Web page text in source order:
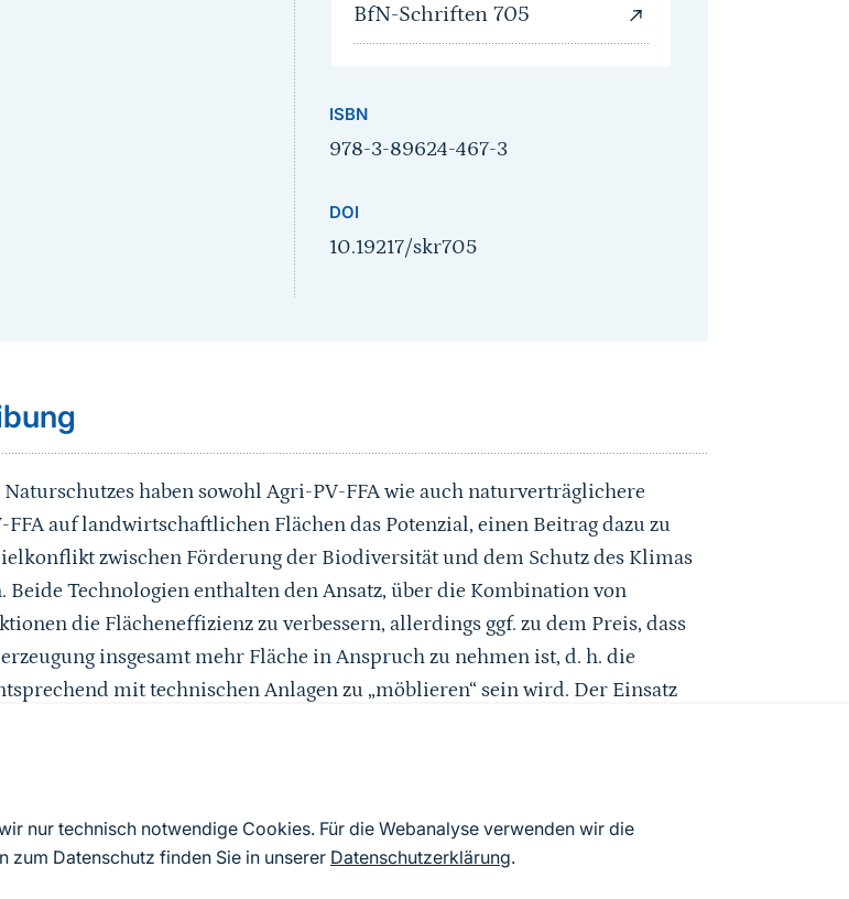
nur technisch notwendige Cookies. Für die Webanalyse verwenden wir die
zum Datenschutz finden Sie in unserer Datenschutzerklärung.
BfN-Schriften 705
ISBN
978-3-89624-467-3
DOI
10.19217/skr705
Naturschutzes haben sowohl Agri-PV-FFA wie auch naturverträglichere
FFA auf landwirtschaftlichen Flächen das Potenzial, einen Beitrag dazu zu
zwischen Förderung der Biodiversität und dem Schutz des Klimas
Beide Technologien enthalten den Ansatz, über die Kombination von
die Flächeneffizienz zu verbessern, allerdings ggf. zu dem Preis, dass
insgesamt mehr Fläche in Anspruch zu nehmen ist, d. h. die
mit technischen Anlagen zu „möblieren“ sein wird. Der Einsatz
Ausbau der Erzeugungskapazitäten darauf ankommen, die jeweiligen
Rahmenbedingungen weiterhin mit Augenmaß zu berücksichtigt,